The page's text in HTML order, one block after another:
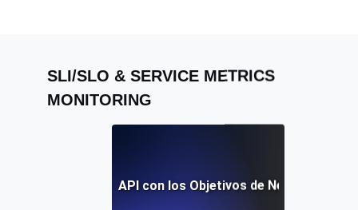
SLI/SLO & SERVICE METRICS
MONITORING
SLIs y SLOs de la API con los Objetivos de Negocio para